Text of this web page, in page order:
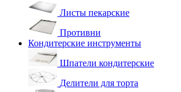
Листы пекарские
Противни
Кондитерские инструменты
Шпатели кондитерские
Делители для торта